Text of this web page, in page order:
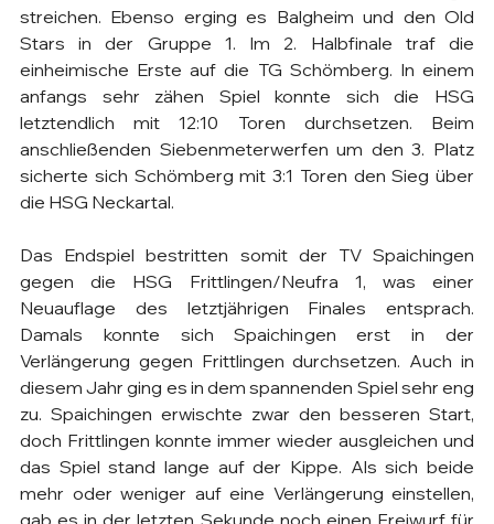
streichen. Ebenso erging es Balgheim und den Old
Stars in der Gruppe 1. Im 2. Halbfinale traf die
einheimische Erste auf die TG Schömberg. In einem
anfangs sehr zähen Spiel konnte sich die HSG
letztendlich mit 12:10 Toren durchsetzen. Beim
anschließenden Siebenmeterwerfen um den 3. Platz
sicherte sich Schömberg mit 3:1 Toren den Sieg über
die HSG Neckartal.
Das Endspiel bestritten somit der TV Spaichingen
gegen die HSG Frittlingen/Neufra 1, was einer
Neuauflage des letztjährigen Finales entsprach.
Damals konnte sich Spaichingen erst in der
Verlängerung gegen Frittlingen durchsetzen. Auch in
diesem Jahr ging es in dem spannenden Spiel sehr eng
zu. Spaichingen erwischte zwar den besseren Start,
doch Frittlingen konnte immer wieder ausgleichen und
das Spiel stand lange auf der Kippe. Als sich beide
mehr oder weniger auf eine Verlängerung einstellen,
gab es in der letzten Sekunde noch einen Freiwurf für